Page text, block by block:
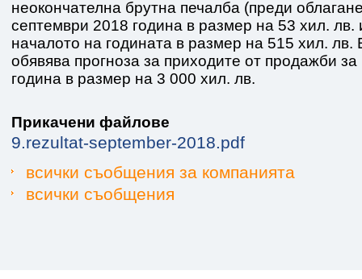
неокончателна брутна печалба (преди
септември 2018 година в размер на 53 хил. лв.
началото на годината в размер на 515 хил.
обявява прогноза за приходите от продажби
година в размер на 3 000 хил. лв.
Прикачени файлове
9.rezultat-september-2018.pdf
всички съобщения за компанията
всички съобщения